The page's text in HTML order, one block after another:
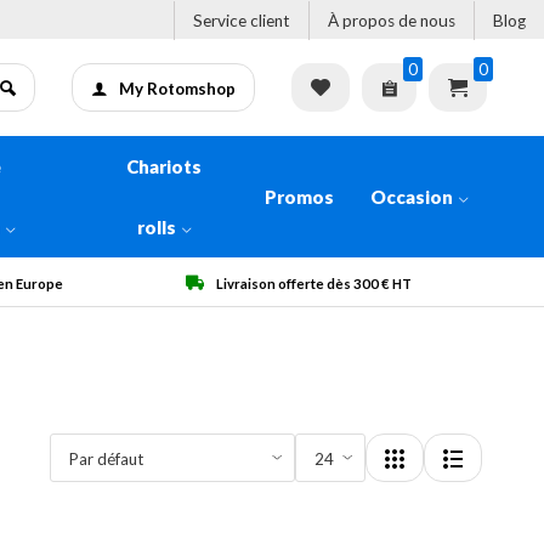
Service client À propos de nous Blog
My Rotomshop
0 0
Chariots
rolls
Promos Occasion
Europe Livraison offerte dès 300 € HT